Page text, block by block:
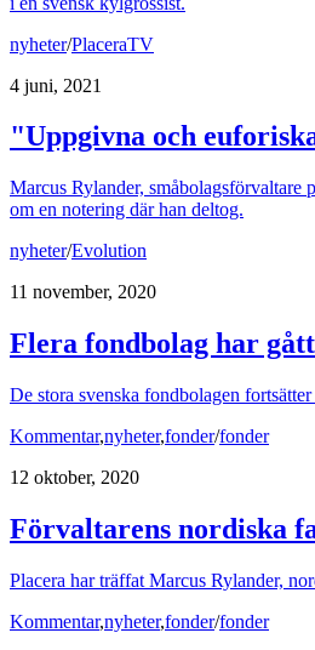
nyheter/PlaceraTV
4 juni, 2021
"Uppgivna och
Marcus Rylander, småbolagsförvaltare
om en notering där han deltog.
nyheter/Evolution
11 november, 2020
Flera fondbolag har
De stora svenska fondbolagen
Kommentar,nyheter,fonder/fonder
12 oktober, 2020
Förvaltarens nordiska
Placera har träffat Marcus Rylander,
Kommentar,nyheter,fonder/fonder